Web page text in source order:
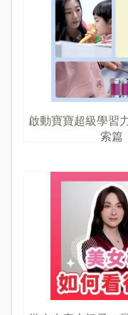
啟動寶寶超級學習
索篇